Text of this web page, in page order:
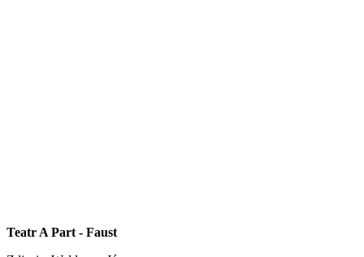
Teatr A Part - Faust